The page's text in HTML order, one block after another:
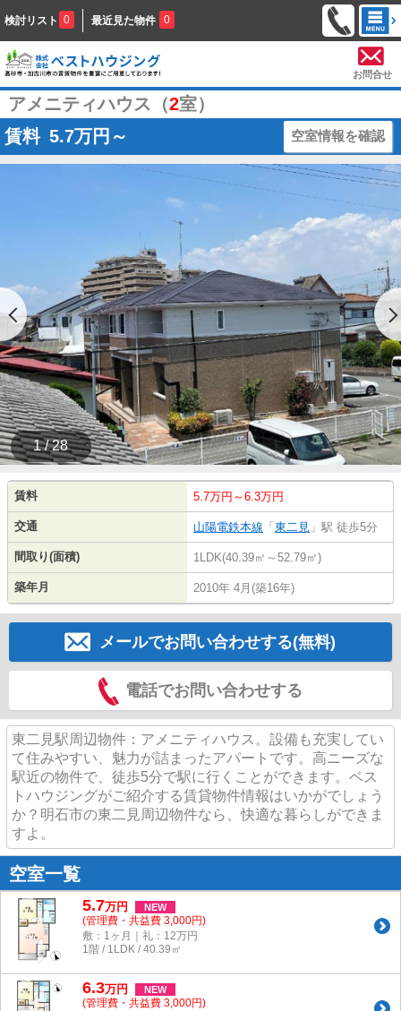
検討リスト 0 最近見た物件 0
お問合せ
アメニティハウス（2室）
賃料 5.7万円～ 空室情報を確認
1 / 28
賃料 5.7万円～6.3万円
交通 山陽電鉄本線 「 東二見 」駅 徒歩5分
間取り(面積) 1LDK(40.39㎡～52.79㎡)
築年月 2010年 4月(築16年)
メールでお問い合わせする(無料)
電話でお問い合わせする
東二見駅周辺物件：アメニティハウス。設備も充実してい
て住みやすい、魅力が詰まったアパートです。高ニーズな
駅近の物件で、徒歩5分で駅に行くことができます。ベス
トハウジングがご紹介する賃貸物件情報はいかがでしょう
か？明石市の東二見周辺物件なら、快適な暮らしができま
すよ。
空室一覧
5.7万円 NEW
(管理費・共益費 3,000円)
敷：1ヶ月｜礼：12万円
1階 / 1LDK / 40.39㎡
6.3万円 NEW
(管理費・共益費 3,000円)